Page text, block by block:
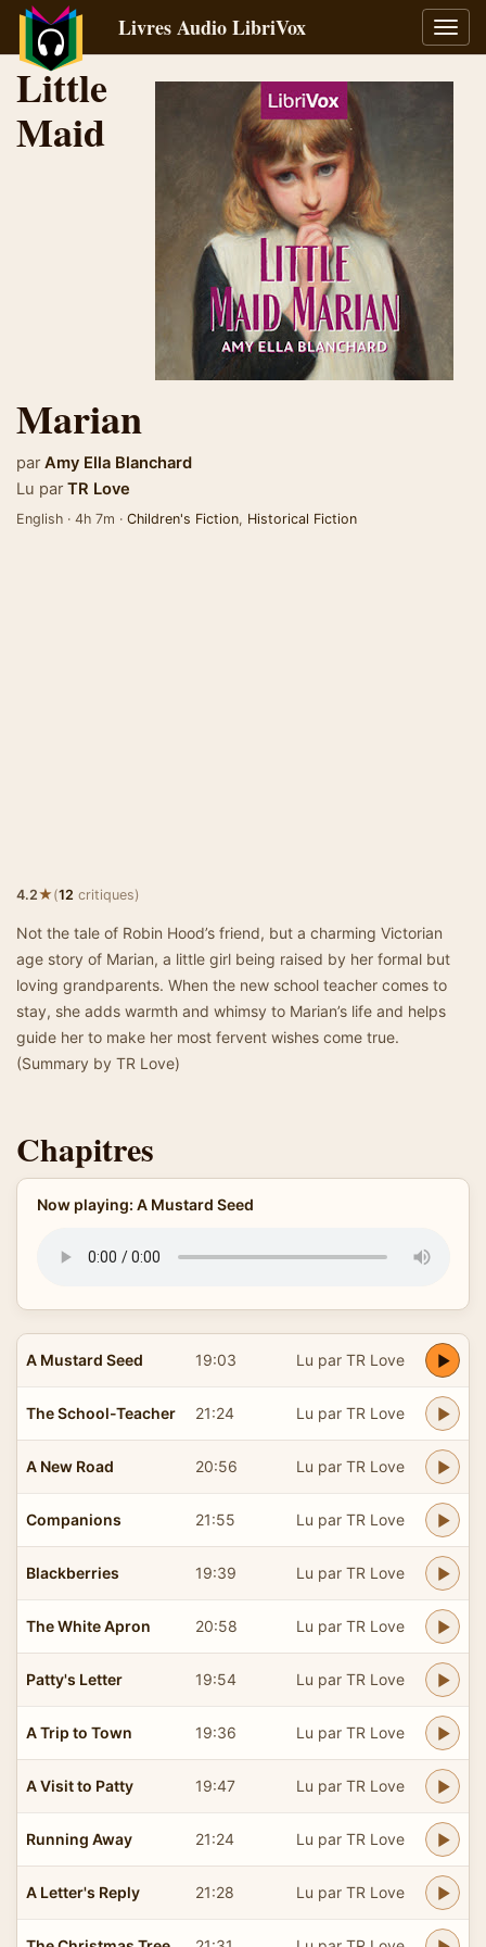
la
Livres Audio LibriVox
Little
Maid
Marian
par Amy Ella Blanchard
Lu par TR Love
English · 4h 7m · Children's Fiction, Historical Fiction
4.2★(12 critiques)
Not the tale of Robin Hood’s friend, but a charming Victorian
age story of Marian, a little girl being raised by her formal but
loving grandparents. When the new school teacher comes to
stay, she adds warmth and whimsy to Marian’s life and helps
guide her to make her most fervent wishes come true.
(Summary by TR Love)
Chapitres
Now playing: A Mustard Seed
A Mustard Seed 19:03 Lu par TR Love
The School-Teacher 21:24 Lu par TR Love
A New Road 20:56 Lu par TR Love
Companions 21:55 Lu par TR Love
Blackberries 19:39 Lu par TR Love
The White Apron 20:58 Lu par TR Love
Patty's Letter 19:54 Lu par TR Love
A Trip to Town 19:36 Lu par TR Love
A Visit to Patty 19:47 Lu par TR Love
Running Away 21:24 Lu par TR Love
A Letter's Reply 21:28 Lu par TR Love